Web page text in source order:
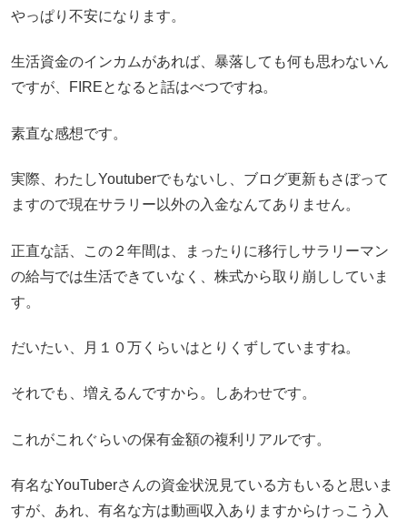
やっぱり不安になります。
生活資金のインカムがあれば、暴落しても何も思わないん
ですが、FIREとなると話はべつですね。
素直な感想です。
実際、わたしYoutuberでもないし、ブログ更新もさぼって
ますので現在サラリー以外の入金なんてありません。
正直な話、この２年間は、まったりに移行しサラリーマン
の給与では生活できていなく、株式から取り崩ししていま
す。
だいたい、月１０万くらいはとりくずしていますね。
それでも、増えるんですから。しあわせです。
これがこれぐらいの保有金額の複利リアルです。
有名なYouTuberさんの資金状況見ている方もいると思いま
すが、あれ、有名な方は動画収入ありますからけっこう入